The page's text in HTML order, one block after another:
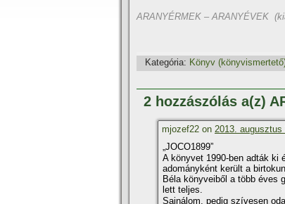
ARANYÉRMEK – ARANYÉVEK
Kategória: Könyv
2 hozzászólás a(z)
mjozef22 on 2013.
„JOCO1899”
A könyvet 1990-ben adták ki
adományként került a
Béla könyveiből a több éves
lett teljes.
Sajnálom, pedig szí­vesen